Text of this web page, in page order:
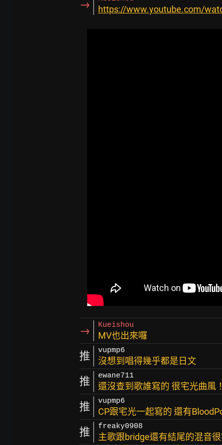
→ https://www.youtube.com/
→ Kueishou
MV也出來囉
推 vupmp6
沒想到唱得幾乎都是日文
推 ewane711
還沒查到歌誰寫的 很宅光曲風！
推 vupmp6
CP跟宅光一起寫的 還有
推 freaky0908
主歌跟bridge還有結尾的混音